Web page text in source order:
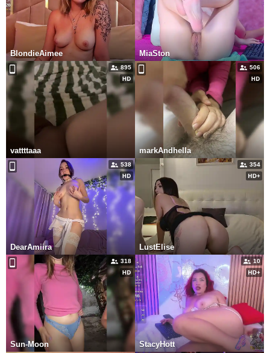
BlondieAimee MiaSton
895
vattttaaa
506
markAndhella
538
DearAmiira
354
LustElise
318
Sun-Moon
10
StacyHott